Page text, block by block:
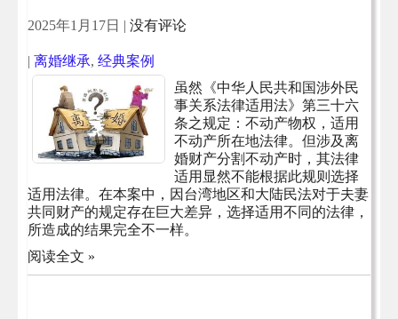
2025年1月17日 | 没有评论
| 离婚继承, 经典案例
虽然《中华人民共和国涉外民
事关系法律适用法》第三十六
条之规定：不动产物权，适用
不动产所在地法律。但涉及离
婚财产分割不动产时，其法律
适用显然不能根据此规则选择
适用法律。在本案中，因台湾地区和大陆民法对于夫妻
共同财产的规定存在巨大差异，选择适用不同的法律，
所造成的结果完全不一样。
阅读全文 »